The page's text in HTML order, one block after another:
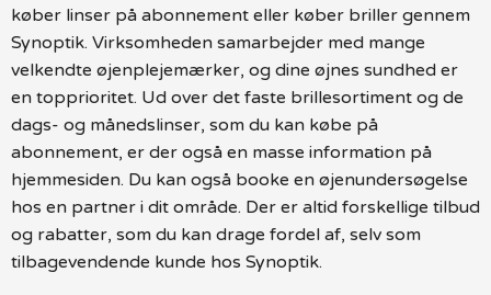
køber linser på abonnement eller køber briller gennem
Synoptik. Virksomheden samarbejder med mange
velkendte øjenplejemærker, og dine øjnes sundhed er
en topprioritet. Ud over det faste brillesortiment og de
dags- og månedslinser, som du kan købe på
abonnement, er der også en masse information på
hjemmesiden. Du kan også booke en øjenundersøgelse
hos en partner i dit område. Der er altid forskellige tilbud
og rabatter, som du kan drage fordel af, selv som
tilbagevendende kunde hos Synoptik.